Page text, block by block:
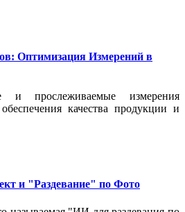
Оптимизация Измерений в
и прослеживаемые измерения
качества продукции и
и "Раздевание" по Фото